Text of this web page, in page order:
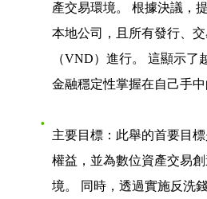
產交易環境。 根據決議，
本地公司，且所有發行、
（VND）進行。 這顯示了
金融穩定性掌握在自己手中
主要目標 ：此舉的首要目
權益，並為數位資產交易
境。 同時，透過實施反洗